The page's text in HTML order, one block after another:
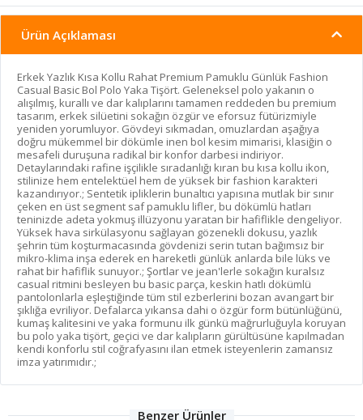
Ürün Açıklaması
Erkek Yazlık Kısa Kollu Rahat Premium Pamuklu Günlük Fashion
Casual Basic Bol Polo Yaka Tişört. Geleneksel polo yakanın o
alışılmış, kurallı ve dar kalıplarını tamamen reddeden bu premium
tasarım, erkek silüetini sokağın özgür ve eforsuz fütürizmiyle
yeniden yorumluyor. Gövdeyi sıkmadan, omuzlardan aşağıya
doğru mükemmel bir dökümle inen bol kesim mimarisi, klasiğin o
mesafeli duruşuna radikal bir konfor darbesi indiriyor.
Detaylarındaki rafine işçilikle sıradanlığı kıran bu kısa kollu ikon,
stilinize hem entelektüel hem de yüksek bir fashion karakteri
kazandırıyor.; Sentetik ipliklerin bunaltıcı yapısına mutlak bir sınır
çeken en üst segment saf pamuklu lifler, bu dökümlü hatları
teninizde adeta yokmuş illüzyonu yaratan bir hafiflikle dengeliyor.
Yüksek hava sirkülasyonu sağlayan gözenekli dokusu, yazlık
şehrin tüm koşturmacasında gövdenizi serin tutan bağımsız bir
mikro-klima inşa ederek en hareketli günlük anlarda bile lüks ve
rahat bir hafiflik sunuyor.; Şortlar ve jean'lerle sokağın kuralsız
casual ritmini besleyen bu basic parça, keskin hatlı dökümlü
pantolonlarla eşleştiğinde tüm stil ezberlerini bozan avangart bir
şıklığa evriliyor. Defalarca yıkansa dahi o özgür form bütünlüğünü,
kumaş kalitesini ve yaka formunu ilk günkü mağrurluğuyla koruyan
bu polo yaka tişört, geçici ve dar kalıpların gürültüsüne kapılmadan
kendi konforlu stil coğrafyasını ilan etmek isteyenlerin zamansız
imza yatırımıdır.;
Benzer Ürünler